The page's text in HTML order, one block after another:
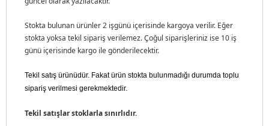
Stokta bulunan ürünler 2 işgünü içerisinde kargoya verilir. Eğer
stokta yoksa tekil sipariş verilemez. Çoğul siparişleriniz ise 10 iş
günü içerisinde kargo ile gönderilecektir.
Tekil satış ürünüdür. Fakat ürün stokta bulunmadığı durumda toplu
sipariş verilmesi gerekmektedir.
Tekil satışlar stoklarla sınırlıdır.